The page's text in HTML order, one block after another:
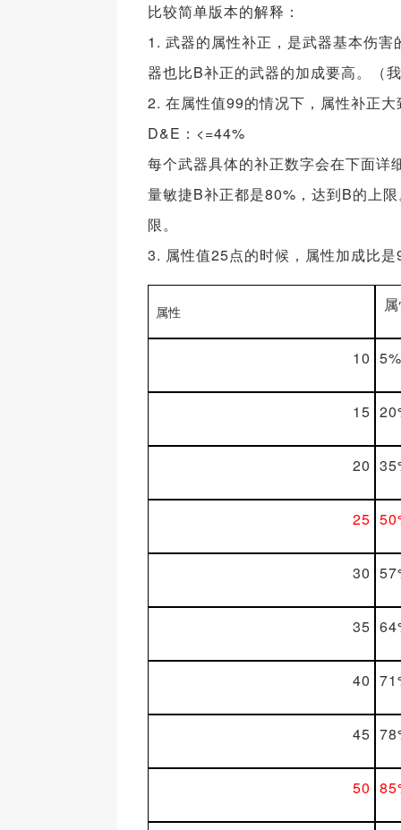
比较简单版本的解释：
1. 武器的属性补正，是武器基本伤
器也比B补正的武器的加成要高。（
2. 在属性值99的情况下，属性补正
D&E：<=44%
每个武器具体的补正数字会在下面详
量敏捷B补正都是80%，达到B的上
限。
3. 属性值25点的时候，属性加成比
属性
10 5%
15
20
25
30
35
40
45
50